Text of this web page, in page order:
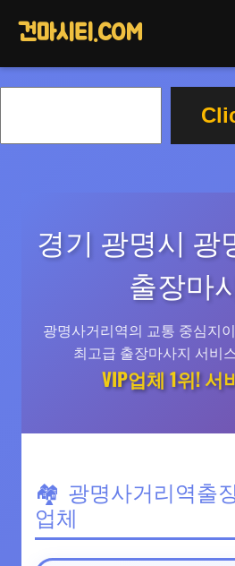
가
건마시티.COM
경기 광명시 광
출장마
광명사거리역의 교통 중심지
최고급 출장마사지 서비
VIP업체 1위! 서
광명사거리역출
업체